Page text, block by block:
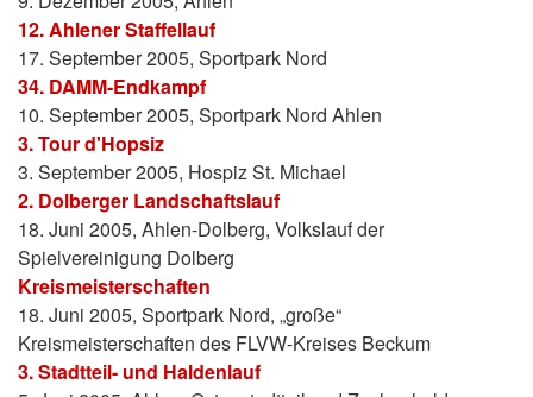
12. Ahlener Staffellauf
17. September 2005, Sportpark Nord
34. DAMM-Endkampf
10. September 2005, Sportpark Nord Ahlen
3. Tour d'Hopsiz
3. September 2005, Hospiz St. Michael
2. Dolberger Landschaftslauf
18. Juni 2005, Ahlen-Dolberg, Volkslauf der
Spielvereinigung Dolberg
Kreismeisterschaften
18. Juni 2005, Sportpark Nord, „große“
Kreismeisterschaften des FLVW-Kreises Beckum
3. Stadtteil- und Haldenlauf